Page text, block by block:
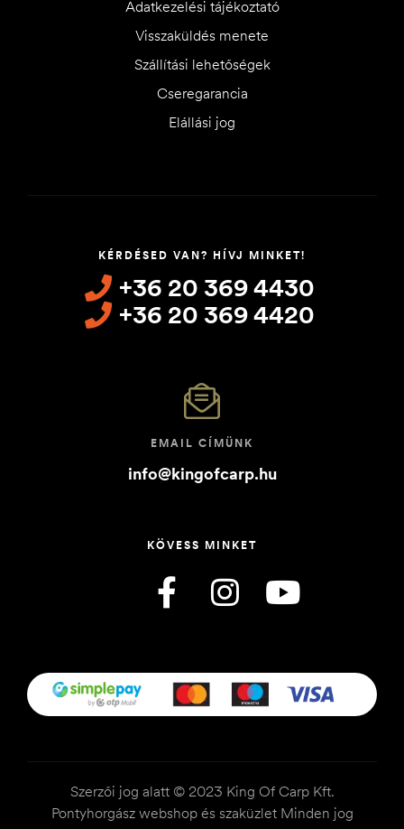
Adatkezelési tájékoztató
Visszaküldés menete
Szállítási lehetőségek
Cseregarancia
Elállási jog
KÉRDÉSED VAN? HÍVJ MINKET!
+36 20 369 4430
+36 20 369 4420
EMAIL CÍMÜNK
info@kingofcarp.hu
KÖVESS MINKET
Szerzői jog alatt © 2023 King Of Carp Kft.
Pontyhorgász webshop és szaküzlet Minden jog